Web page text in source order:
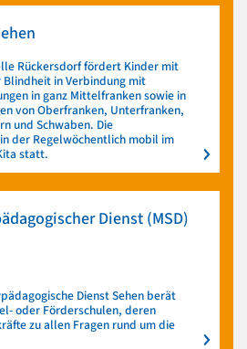
Rückersdorf fördert Kinder mit
in Verbindung mit
in ganz Mittelfranken sowie in
von Oberfranken, Unterfranken,
und Schwaben. Die
der Regelwöchentlich mobil im
statt.
Dienst (MSD)
Dienst Sehen berät
oder Förderschulen, deren
zu allen Fragen rund um die